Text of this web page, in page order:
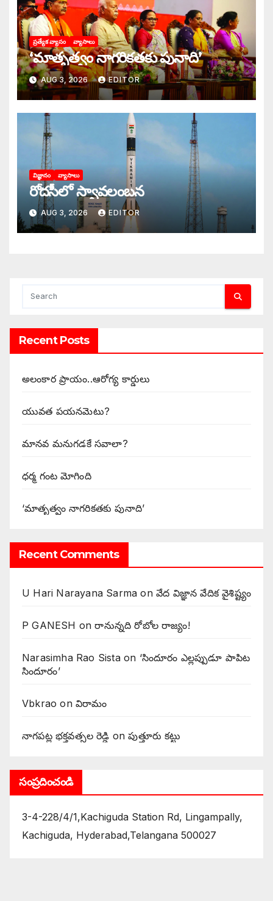
ప్రత్యేక వ్యాసం వ్యాసాలు
‘మాతృత్వం నాగరికతకు పునాది’
AUG 3, 2026 EDITOR
విజ్ఞానం వ్యాసాలు
రోదసీలో స్వావలంబన
AUG 3, 2026 EDITOR
Recent Posts
అలంకార ప్రాయం..ఆరోగ్య కార్డులు
యువత పయనమెటు?
మానవ మనుగడకే సవాలా?
ధర్మ గంట మోగింది
‘మాతృత్వం నాగరికతకు పునాది’
Recent Comments
U Hari Narayana Sarma onవేద విజ్ఞాన వేదిక వైశిష్ట్యం
P GANESH on‌రానున్నది రోబోల రాజ్యం!
Narasimha Rao Sistaon ‘సిందూరం ఎల్లప్పుడూ పాపిట
సిందూరం’
Vbkrao onవిరామం
నాగపట్ల భక్తవత్సల రెడ్డి onపుత్తూరు కట్టు
సంప్రదించండి
3-4-228/4/1,Kachiguda Station Rd, Lingampally,
Kachiguda, Hyderabad,Telangana 500027